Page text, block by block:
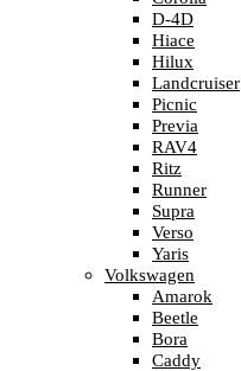
D-4D
Hiace
Hilux
Landcruiser
Picnic
Previa
RAV4
Ritz
Runner
Supra
Verso
Yaris
Volkswagen
Amarok
Beetle
Bora
Caddy